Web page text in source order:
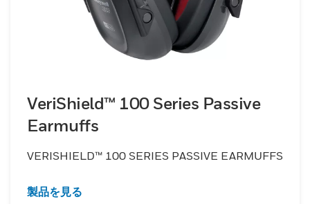
VeriShield™ 100 Series Passive
Earmuffs
VERISHIELD™ 100 SERIES PASSIVE EARMUFFS
製品を見る